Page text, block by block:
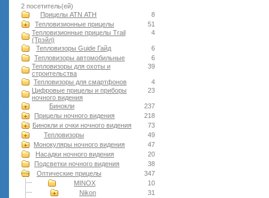
2 посетитель(ей)
8
Прицелы ATN АТН
51
Тепловизионные прицелы
4
Тепловизионные прицелы Trail
(Трэйл)
6
Тепловизоры Guide Гайд
6
Тепловизоры автомобильные
39
Тепловизоры для охоты и
строительства
4
Тепловизоры для смартфонов
23
Цифровые прицелы и приборы
ночного видения
237
Бинокли
218
Прицелы ночного видения
73
Бинокли и очки ночного видения
49
Тепловизоры
47
Монокуляры ночного видения
20
Насадки ночного видения
38
Подсветки ночного видения
347
Оптические прицелы
10
MINOX
31
Nikon